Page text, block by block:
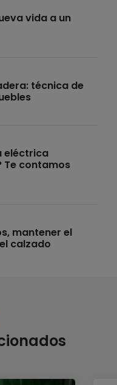
vida a un
técnica de
eléctrica
Te contamos
mantener el
calzado